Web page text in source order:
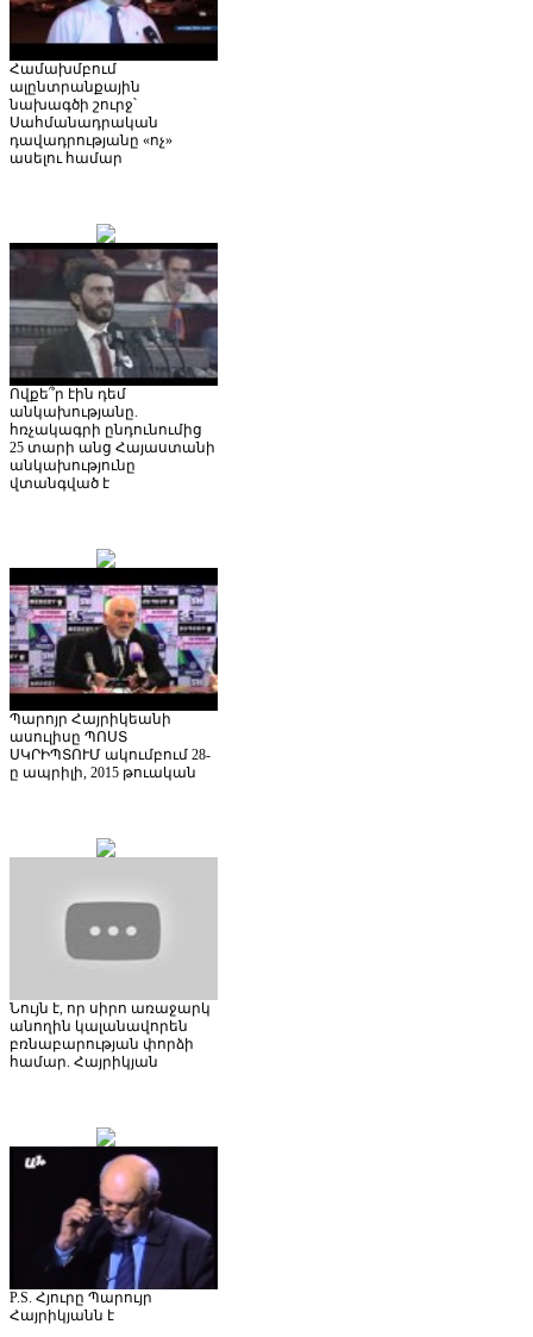
Համախմբում
ալընտրանքային
նախագծի շուրջ՝
Սահմանադրական
դավադրությանը «ոչ»
ասելու համար
Ովքե՞ր էին դեմ
անկախությանը.
հռչակագրի ընդունումից
25 տարի անց Հայաստանի
անկախությունը
վտանգված է
Պարոյր Հայրիկեանի
ասուլիսը ՊՈՍՏ
ՍԿՐԻՊՏՈՒՄ ակումբում 28-
ը ապրիլի, 2015 թուական
Նույն է, որ սիրո առաջարկ
անողին կալանավորեն
բռնաբարության փորձի
համար. Հայրիկյան
P.S. Հյուրը Պարույր
Հայրիկյանն է